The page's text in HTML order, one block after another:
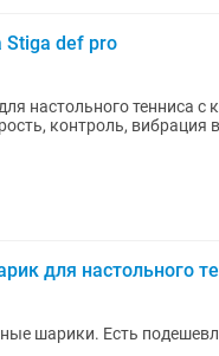
Stiga def pro
тенниса с карбоном. Практически новое,
вибрация в ручку. Хорошо играется в
для настольного
шарики. Есть